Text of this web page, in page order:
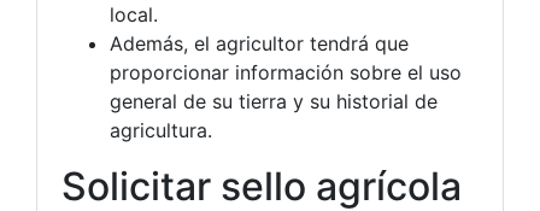
local.
Además, el agricultor tendrá que
proporcionar información sobre el uso
general de su tierra y su historial de
agricultura.
Solicitar sello agrícola